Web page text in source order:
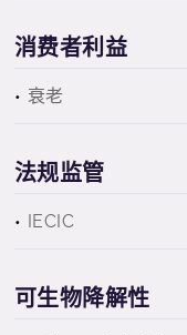
消费者利益
衰老
法规监管
IECIC
可生物降解性